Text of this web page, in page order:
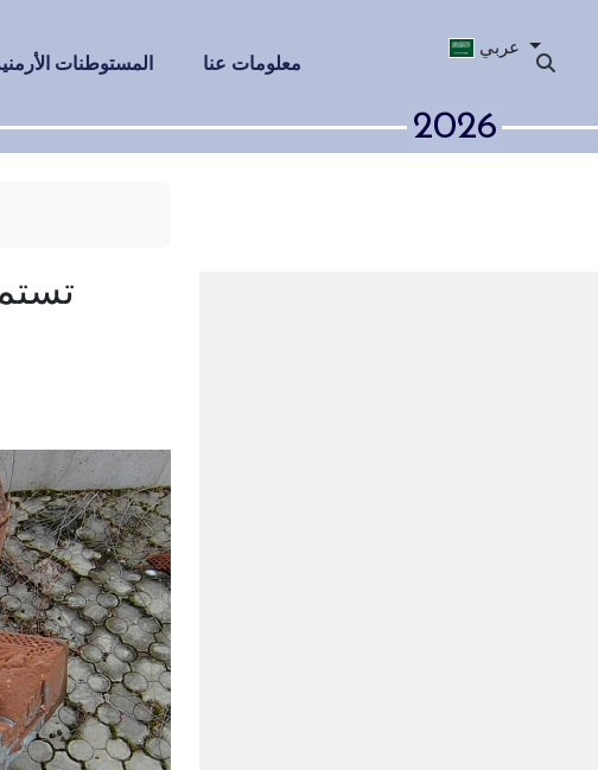
المستوطنات معلومات عنا
عربي
2026
تستمر الإبادة